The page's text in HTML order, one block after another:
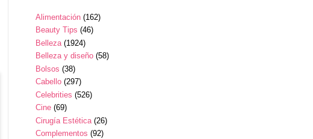
Alimentación (162)
Beauty Tips (46)
Belleza (1924)
Belleza y diseño (58)
Bolsos (38)
Cabello (297)
Celebrities (526)
Cine (69)
Cirugía Estética (26)
Complementos (92)